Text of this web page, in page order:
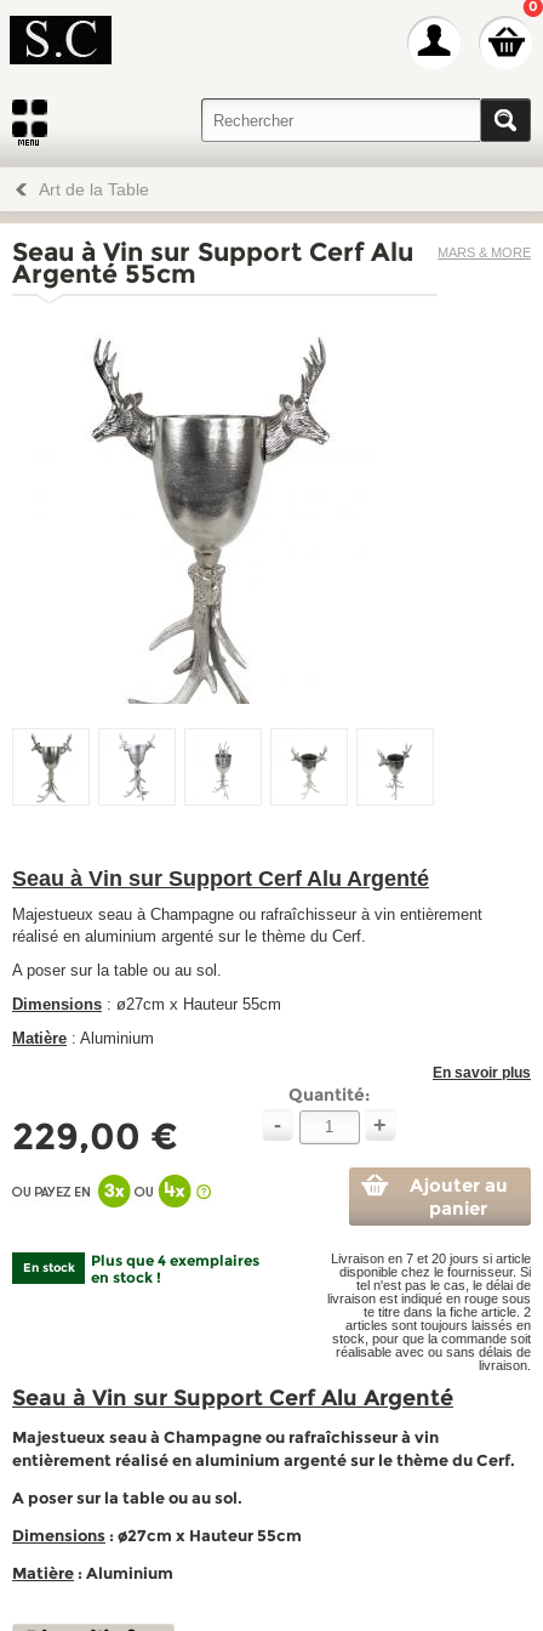
0
Art de la Table
MARS & MORE
Seau à Vin sur Support Cerf Alu
Argenté 55cm
Seau à Vin sur Support Cerf Alu Argenté
Majestueux seau à Champagne ou rafraîchisseur à vin entièrement
réalisé en aluminium argenté sur le thème du Cerf.
A poser sur la table ou au sol.
Dimensions : ø27cm x Hauteur 55cm
Matière : Aluminium
En savoir plus
229,00 €
Quantité:
- +
Ajouter au
panier
En stock
Plus que 4 exemplaires
en stock !
Livraison en 7 et 20 jours si article
disponible chez le fournisseur. Si
tel n'est pas le cas, le délai de
livraison est indiqué en rouge sous
te titre dans la fiche article. 2
articles sont toujours laissés en
stock, pour que la commande soit
réalisable avec ou sans délais de
livraison.
Seau à Vin sur Support Cerf Alu Argenté
Majestueux seau à Champagne ou rafraîchisseur à vin
entièrement réalisé en aluminium argenté sur le thème du Cerf.
A poser sur la table ou au sol.
Dimensions : ø27cm x Hauteur 55cm
Matière : Aluminium